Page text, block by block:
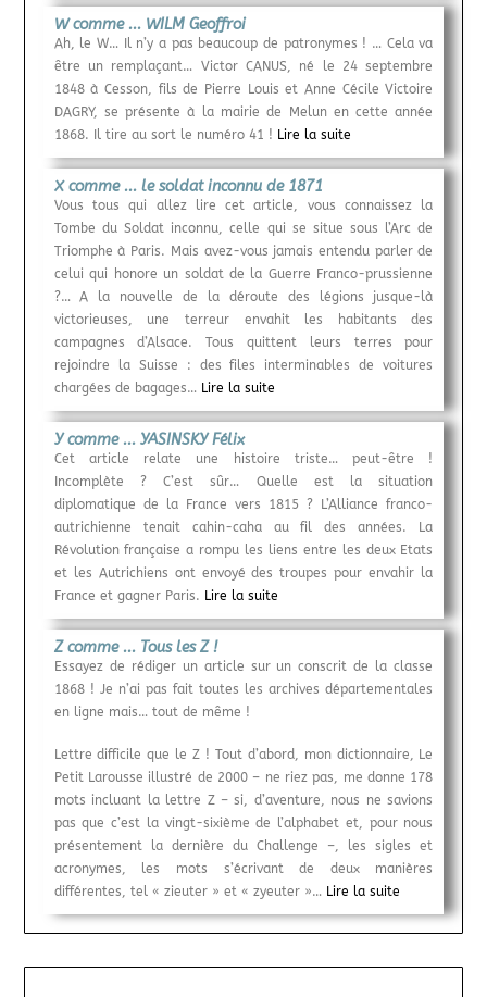
W comme ... WILM Geoffroi
Ah, le W… Il n’y a pas beaucoup de patronymes ! … Cela va
être un remplaçant… Victor CANUS, né le 24 septembre
1848 à Cesson, fils de Pierre Louis et Anne Cécile Victoire
DAGRY, se présente à la mairie de Melun en cette année
1868. Il tire au sort le numéro 41 ! Lire la suite
X comme ... le soldat inconnu de 1871
Vous tous qui allez lire cet article, vous connaissez la
Tombe du Soldat inconnu, celle qui se situe sous l’Arc de
Triomphe à Paris. Mais avez-vous jamais entendu parler de
celui qui honore un soldat de la Guerre Franco-prussienne
?… A la nouvelle de la déroute des légions jusque-là
victorieuses, une terreur envahit les habitants des
campagnes d’Alsace. Tous quittent leurs terres pour
rejoindre la Suisse : des files interminables de voitures
chargées de bagages… Lire la suite
Y comme ... YASINSKY Félix
Cet article relate une histoire triste… peut-être !
Incomplète ? C’est sûr… Quelle est la situation
diplomatique de la France vers 1815 ? L’Alliance franco-
autrichienne tenait cahin-caha au fil des années. La
Révolution française a rompu les liens entre les deux Etats
et les Autrichiens ont envoyé des troupes pour envahir la
France et gagner Paris. Lire la suite
Z comme ... Tous les Z !
Essayez de rédiger un article sur un conscrit de la classe
1868 ! Je n’ai pas fait toutes les archives départementales
en ligne mais… tout de même !
Lettre difficile que le Z ! Tout d’abord, mon dictionnaire, Le
Petit Larousse illustré de 2000 – ne riez pas, me donne 178
mots incluant la lettre Z – si, d’aventure, nous ne savions
pas que c’est la vingt-sixième de l’alphabet et, pour nous
présentement la dernière du Challenge –, les sigles et
acronymes, les mots s’écrivant de deux manières
différentes, tel « zieuter » et « zyeuter »… Lire la suite